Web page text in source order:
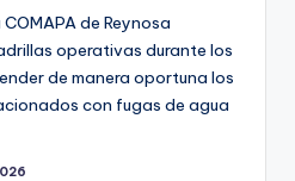
de Reynosa
operativas durante los
de manera oportuna los
con fugas de agua